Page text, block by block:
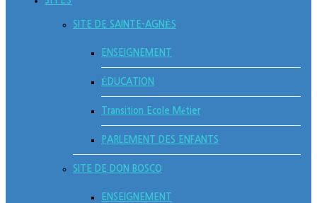
SITE DE SAINTE-AGNÈS
ENSEIGNEMENT
ÉDUCATION
Transition Ecole Métier
PARLEMENT DES ENFANTS
SITE DE DON BOSCO
ENSEIGNEMENT